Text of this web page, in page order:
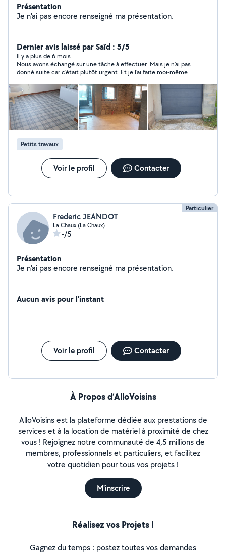
Présentation
Je n'ai pas encore renseigné ma présentation.
Dernier avis laissé par Saïd : 5/5
Il y a plus de 6 mois
Nous avons échangé sur une tâche à effectuer. Mais je n'ai pas
donné suite car c'était plutôt urgent. Et je l'ai faite moi-même
Petits travaux
Voir le profil Contacter
Particulier
Frederic JEANDOT
La Chaux (La Chaux)
-/5
Présentation
Je n'ai pas encore renseigné ma présentation.
Aucun avis pour l'instant
Voir le profil Contacter
À Propos d’AlloVoisins
AlloVoisins est la plateforme dédiée aux prestations de
services et à la location de matériel à proximité de chez
vous ! Rejoignez notre communauté de 4,5 millions de
membres, professionnels et particuliers, et facilitez
votre quotidien pour tous vos projets !
M'inscrire
Réalisez vos Projets !
Gagnez du temps : postez toutes vos demandes